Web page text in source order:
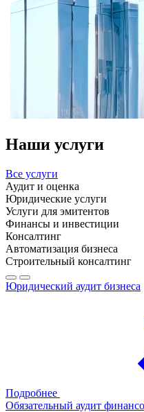
Наши услуги
Все услуги
Аудит и оценка
Юридические услуги
Услуги для эмитентов
Финансы и инвестиции
Консалтинг
Автоматизация бизнеса
Строительный консалтинг
Юридический аудит бизнеса
Подробнее
Обязательный аудит